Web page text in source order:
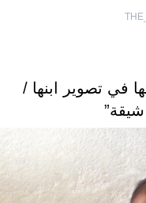
في تصوير ابنها /